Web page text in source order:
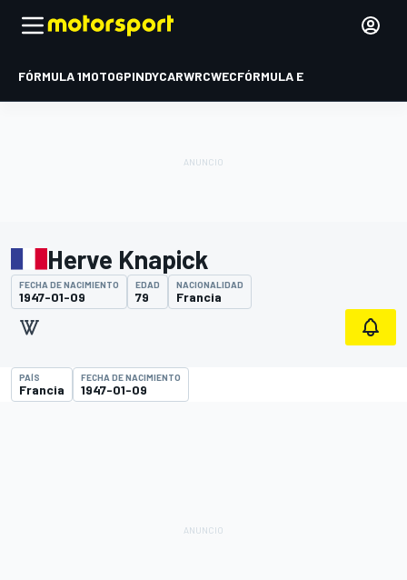
FÓRMULA 1MOTOGPINDYCARWRCWECFÓRMULA E
Herve Knapick
FECHA DE NACIMIENTO
1947-01-09
EDAD
79
NACIONALIDAD
Francia
PAÍS
Francia
FECHA DE NACIMIENTO
1947-01-09